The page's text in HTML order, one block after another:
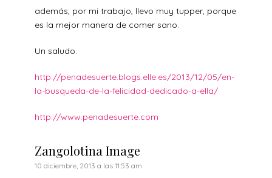
además, por mi trabajo, llevo muy tupper, porque
es la mejor manera de comer sano.
Un saludo.
http://penadesuerte.blogs.elle.es/2013/12/05/en-
la-busqueda-de-la-felicidad-dedicado-a-ella/
http://www.penadesuerte.com
Zangolotina Image
10 diciembre, 2013 a las 11:53 am